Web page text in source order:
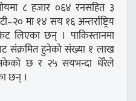
८ हजार ०६४ रनसहित ३
मा १४ सय १६ अन्तर्राष्ट्रिय
लिएका छन् । पाकिस्तानमा
संक्रमित हुनेको संख्या १ लाख
छ र २५ सयभन्दा धेरैले
छन् ।